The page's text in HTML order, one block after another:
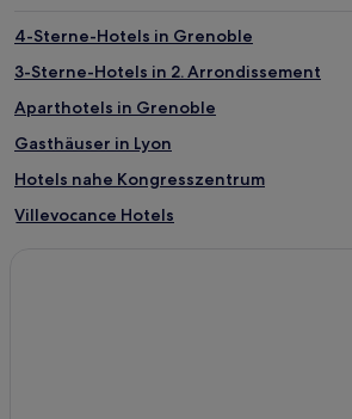
4-Sterne-Hotels in Grenoble
3-Sterne-Hotels in 2. Arrondissement
Aparthotels in Grenoble
Gasthäuser in Lyon
Hotels nahe Kongresszentrum
Villevocance Hotels